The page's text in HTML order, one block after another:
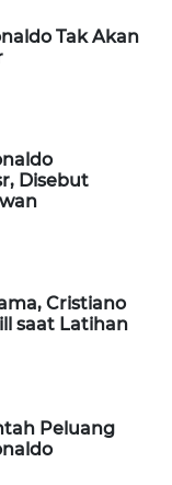
Tak Akan
Disebut
Cristiano
saat Latihan
Peluang